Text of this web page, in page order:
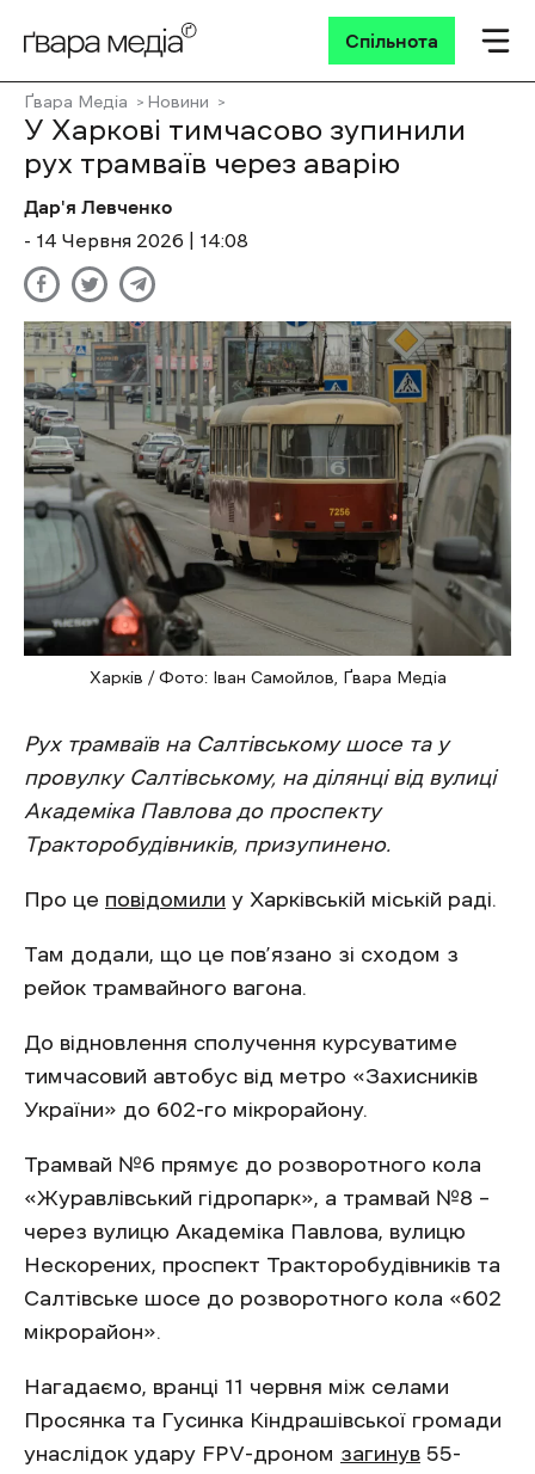
Спільнота
Ґвара Медіа Новини
У Харкові тимчасово зупинили
рух трамваїв через аварію
Дар'я Левченко
- 14 Червня 2026 | 14:08
Харків / Фото: Іван Самойлов, Ґвара Медіа
Рух трамваїв на Салтівському шосе та у
провулку Салтівському, на ділянці від вулиці
Академіка Павлова до проспекту
Тракторобудівників, призупинено.
Про це повідомили у Харківській міській раді.
Там додали, що це пов’язано зі сходом з
рейок трамвайного вагона.
До відновлення сполучення курсуватиме
тимчасовий автобус від метро «Захисників
України» до 602-го мікрорайону.
Трамвай №6 прямує до розворотного кола
«Журавлівський гідропарк», а трамвай №8 –
через вулицю Академіка Павлова, вулицю
Нескорених, проспект Тракторобудівників та
Салтівське шосе до розворотного кола «602
мікрорайон».
Нагадаємо, вранці 11 червня між селами
Просянка та Гусинка Кіндрашівської громади
унаслідок удару FPV-дроном загинув 55-